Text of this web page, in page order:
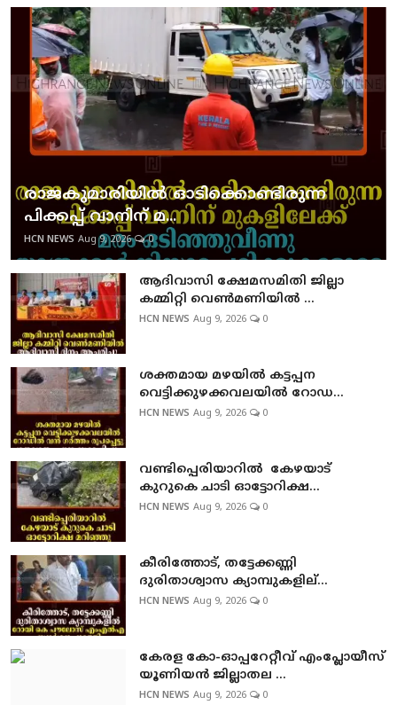
രാജകുമാരിയില്‍ ഓടിക്കൊണ്ടിരുന്ന
പിക്കപ്പ് വാനിന് മ...
HCN NEWS Aug 9, 2026 0
ആദിവാസി ക്ഷേമസമിതി ജില്ലാ
കമ്മിറ്റി വെണ്‍മണിയില്‍ ...
HCN NEWS Aug 9, 2026 0
ശക്തമായ മഴയില്‍ കട്ടപ്പന
വെട്ടിക്കുഴക്കവലയില്‍ റോഡ...
HCN NEWS Aug 9, 2026 0
വണ്ടിപ്പെരിയാറില്‍ കേഴയാട്
കുറുകെ ചാടി ഓട്ടോറിക്ഷ...
HCN NEWS Aug 9, 2026 0
കീരിത്തോട്, തട്ടേക്കണ്ണി
ദുരിതാശ്വാസ ക്യാമ്പുകളില്...
HCN NEWS Aug 9, 2026 0
കേരള കോ-ഓപ്പറേറ്റീവ് എംപ്ലോയീസ്
യൂണിയന്‍ ജില്ലാതല ...
HCN NEWS Aug 9, 2026 0